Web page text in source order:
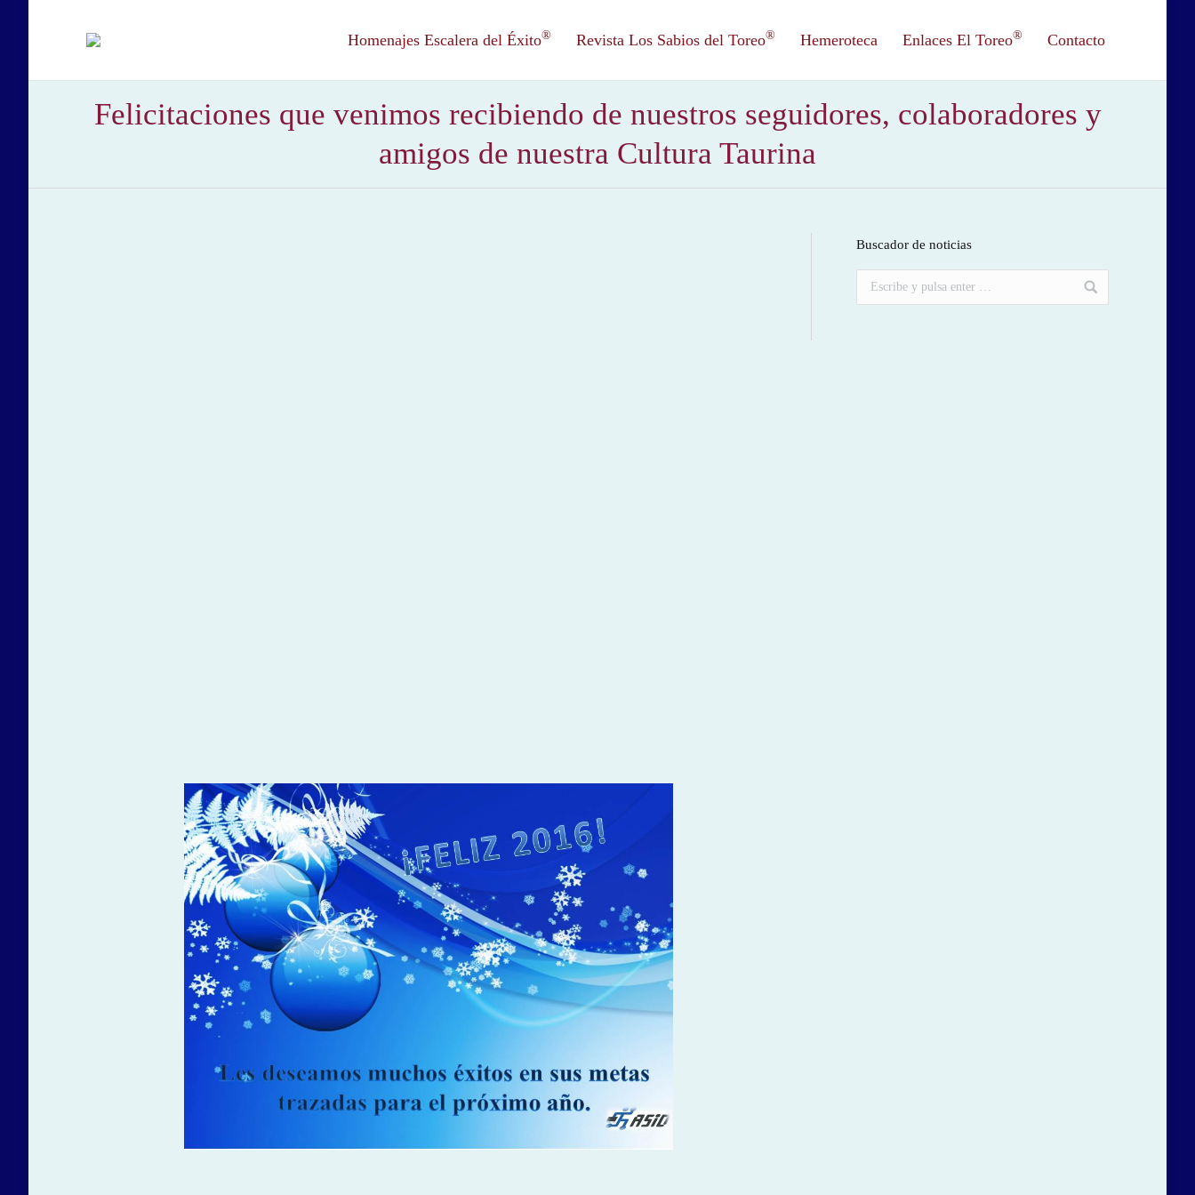
Homenajes Escalera del Éxito® Revista Los Sabios del Toreo® Hemeroteca Enlaces El Toreo® Contacto
Felicitaciones que venimos recibiendo de nuestros seguidores, colaboradores y
amigos de nuestra Cultura Taurina
Buscador de noticias